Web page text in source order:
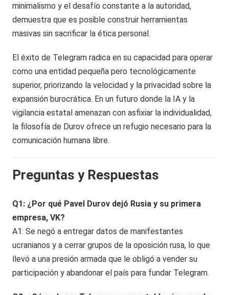
minimalismo y el desafío constante a la autoridad,
demuestra que es posible construir herramientas
masivas sin sacrificar la ética personal.
El éxito de Telegram radica en su capacidad para operar
como una entidad pequeña pero tecnológicamente
superior, priorizando la velocidad y la privacidad sobre la
expansión burocrática. En un futuro donde la IA y la
vigilancia estatal amenazan con asfixiar la individualidad,
la filosofía de Durov ofrece un refugio necesario para la
comunicación humana libre.
Preguntas y Respuestas
Q1: ¿Por qué Pavel Durov dejó Rusia y su primera
empresa, VK?
A1: Se negó a entregar datos de manifestantes
ucranianos y a cerrar grupos de la oposición rusa, lo que
llevó a una presión armada que le obligó a vender su
participación y abandonar el país para fundar Telegram.